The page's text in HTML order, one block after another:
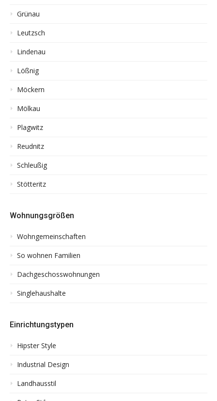
Grünau
Leutzsch
Lindenau
Lößnig
Möckern
Mölkau
Plagwitz
Reudnitz
Schleußig
Stötteritz
Wohnungsgrößen
Wohngemeinschaften
So wohnen Familien
Dachgeschosswohnungen
Singlehaushalte
Einrichtungstypen
Hipster Style
Industrial Design
Landhausstil